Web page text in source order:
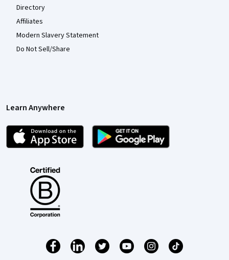
Directory
Affiliates
Modern Slavery Statement
Do Not Sell/Share
Learn Anywhere